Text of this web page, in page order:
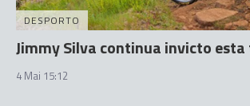
DESPORTO
Jimmy Silva continua invicto
4 Mai 15:12